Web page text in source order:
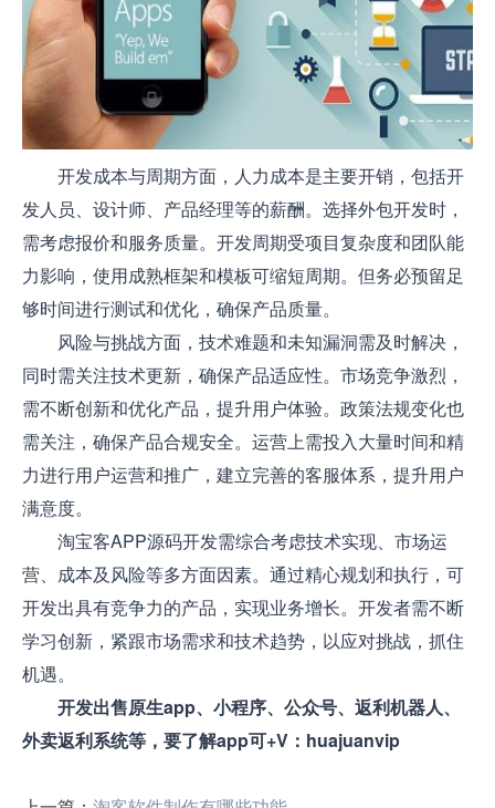
开发成本与周期方面，人力成本是主要开销，包括开
发人员、设计师、产品经理等的薪酬。选择外包开发时，
需考虑报价和服务质量。开发周期受项目复杂度和团队能
力影响，使用成熟框架和模板可缩短周期。但务必预留足
够时间进行测试和优化，确保产品质量。
风险与挑战方面，技术难题和未知漏洞需及时解决，
同时需关注技术更新，确保产品适应性。市场竞争激烈，
需不断创新和优化产品，提升用户体验。政策法规变化也
需关注，确保产品合规安全。运营上需投入大量时间和精
力进行用户运营和推广，建立完善的客服体系，提升用户
满意度。
淘宝客APP源码开发需综合考虑技术实现、市场运
营、成本及风险等多方面因素。通过精心规划和执行，可
开发出具有竞争力的产品，实现业务增长。开发者需不断
学习创新，紧跟市场需求和技术趋势，以应对挑战，抓住
机遇。
开发出售原生app、小程序、公众号、返利机器人、
外卖返利系统等，要了解app可+V：huajuanvip